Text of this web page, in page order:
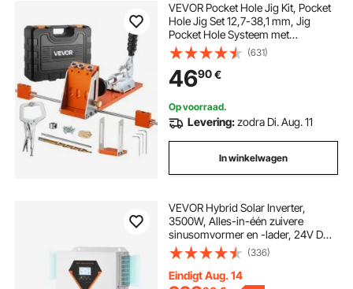
VEVOR Pocket Hole Jig Kit, Pocket
Hole Jig Set 12,7-38,1 mm, Jig
Pocket Hole Systeem met
Gereedschapskoffer, C-klem,
trapboor, inbussleutel,
boorstopring, vierkante aandrijfbit
(631)
4690€
Op voorraad.
Levering:zodra Di. Aug. 11
In winkelwagen
VEVOR Hybrid Solar Inverter,
3500W, Alles-in-één zuivere
sinusomvormer en -lader, 24V DC
naar eenfasige 220/230V AC, met
ingebouwde 100A MPPT-
zonnecontroller, voor off-grid
(336)
Eindigt Aug. 14